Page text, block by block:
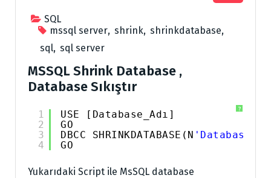
SQL
mssql server, shrink, shrinkdatabase,
sql, sql server
MSSQL Shrink Database ,
Database Sıkıştır
?
1
2
3
4
USE [Database_Adı]
GO
DBCC SHRINKDATABASE(N
GO
Yukarıdaki Script ile MsSQL database